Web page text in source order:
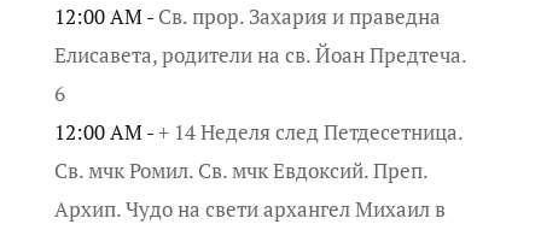
12:00 AM - Св. прор. Захария и праведна
Елисавета, родители на св. Йоан Предтеча.
6
12:00 AM -+ 14 Неделя след Петдесетница.
Св. мчк Ромил. Св. мчк Евдоксий. Преп.
Архип. Чудо на свети архангел Михаил в